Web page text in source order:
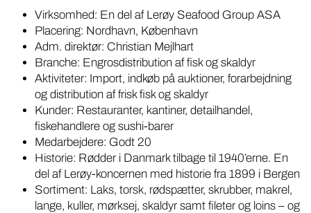
Virksomhed: En del af Lerøy Seafood Group ASA
Placering: Nordhavn, København
Adm. direktør: Christian Mejlhart
Branche: Engrosdistribution af fisk og skaldyr
Aktiviteter: Import, indkøb på auktioner, forarbejdning
og distribution af frisk fisk og skaldyr
Kunder: Restauranter, kantiner, detailhandel,
fiskehandlere og sushi-barer
Medarbejdere: Godt 20
Historie: Rødder i Danmark tilbage til 1940’erne. En
del af Lerøy-koncernen med historie fra 1899 i Bergen
Sortiment: Laks, torsk, rødspætter, skrubber, makrel,
lange, kuller, mørksej, skaldyr samt fileter og loins – og